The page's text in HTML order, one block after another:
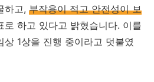
하고, 부작용이 적고 안전성이 보
로 하고 있다고 밝혔습니다. 이를
1상을 진행 중이라고 덧붙였